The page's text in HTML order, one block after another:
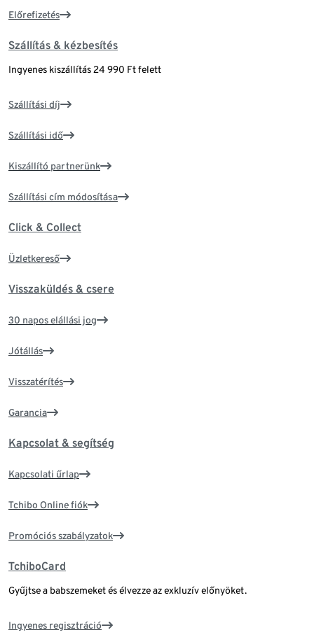
Előrefizetés
Szállítás & kézbesítés
Ingyenes kiszállítás 24 990 Ft felett
Szállítási díj
Szállítási idő
Kiszállító partnerünk
Szállítási cím módosítása
Click & Collect
Üzletkereső
Visszaküldés & csere
30 napos elállási jog
Jótállás
Visszatérítés
Garancia
Kapcsolat & segítség
Kapcsolati űrlap
Tchibo Online fiók
Promóciós szabályzatok
TchiboCard
Gyűjtse a babszemeket és élvezze az exkluzív előnyöket.
Ingyenes regisztráció